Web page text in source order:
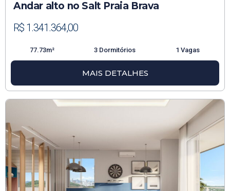
Andar alto no Salt Praia Brava
R$ 1.341.364,00
77.73m² 3 Dormitórios 1 Vagas
MAIS DETALHES